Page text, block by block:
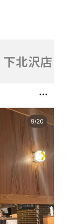
下北沢店